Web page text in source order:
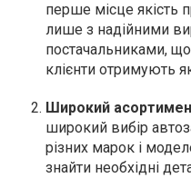
перше місце якість
лише з надійними
постачальниками,
клієнти отримують
Широкий
широкий вибір
різних марок і
знайти необхідні